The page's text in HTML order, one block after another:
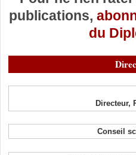
publications,
du
Directeur,
Conseil